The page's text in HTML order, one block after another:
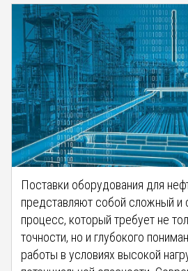
Поставки оборудования для
представляют собой сложный и
процесс, который требует не
точности, но и глубокого
работы в условиях высокой